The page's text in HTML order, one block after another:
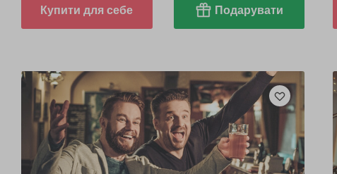
Купити для себе Подарувати